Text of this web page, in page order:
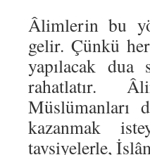
Âlimlerin bu
gelir. Çünkü
yapılacak dua
rahatlatır.
Müslümanları
kazanmak
tavsiyelerle,